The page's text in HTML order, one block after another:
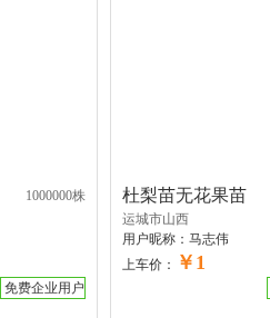
1000000株
免费企业用户
杜梨苗无花果苗
运城市山西
用户昵称： 马志伟
上车价：
￥1